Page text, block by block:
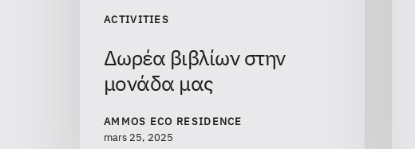
ACTIVITIES
Δωρέα βιβλίων στην
μονάδα μας
AMMOS ECO RESIDENCE
mars 25, 2025